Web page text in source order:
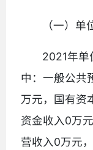
（一）
2021年
中：一般公共
万元，国有资
资金收入0万
营收入0万元